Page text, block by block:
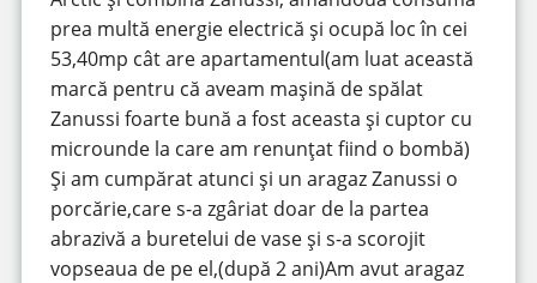
prea multă energie electrică și ocupă loc în cei
53,40mp cât are apartamentul(am luat această
marcă pentru că aveam mașină de spălat
Zanussi foarte bună a fost aceasta și cuptor cu
microunde la care am renunțat fiind o bombă)
Și am cumpărat atunci și un aragaz Zanussi o
porcărie,care s-a zgâriat doar de la partea
abrazivă a buretelui de vase și s-a scorojit
vopseaua de pe el,(după 2 ani)Am avut aragaz